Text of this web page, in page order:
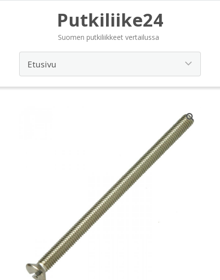
Putkiliike24
Suomen putkiliikkeet vertailussa